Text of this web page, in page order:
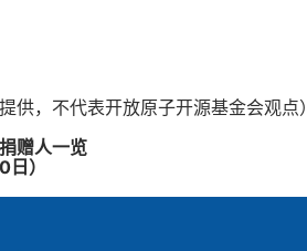
供，不代表开放原子开源基金会观点）
赠人一览
）